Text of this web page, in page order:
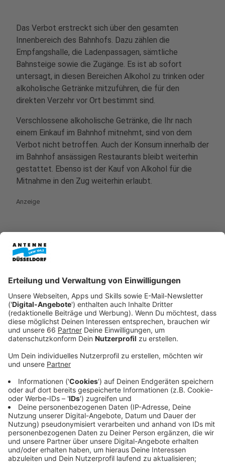
Das Verbot erstreckt sich über den gesamten
Innenbereich des Bahnhofs. Dazu zählen die
Empfangshalle, die Ladenpassagen, sämtliche
Bahnsteige sowie die Zugänge. Es ist ab sofort
untersagt, in diesen Bereichen Alkohol zu trinken oder
alkoholische Getränke mitzuführen, die für den
direkten Verzehr vor Ort bestimmt sind.
Verschlossene alkoholische Getränke, die Ihr nach
einem Einkauf im Bahnhof mitnehmt, sind von dem
Verbot nicht betroffen. Auch der Konsum innerhalb der
im Bahnhof ansässigen Restaurants bleibt weiterhin
gestattet. Ebenso ist der Kauf von Alkohol für die
Mitnahme in den Zug weiterhin erlaubt.
Anzeige
Anzeige
Nach Informationen der Rheinischen Post
gilt das
neue Verbot ausschließlich für die Gebäude der
Deutschen Bahn. Der Bahnhofsvorplatz (Konrad-
Adenauer-Platz) ist demnach nicht von der Regelung
betroffen. Die Deutsche Bahn setzt mit diesem
großen Bahnhöfen in Nordrhein-Westfalen, wie in
Anzeige
Sanktionen bei Verstößen
Anzeige